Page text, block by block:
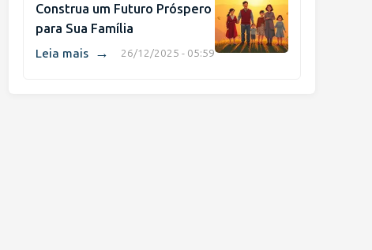
Construa um Futuro Próspero
para Sua Família
26/12/2025 - 05:59
Leia mais →